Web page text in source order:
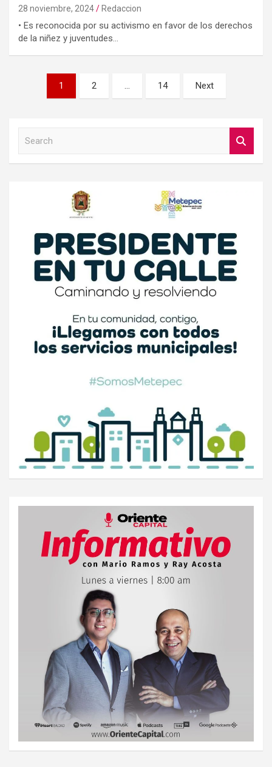
28 noviembre, 2024 Redaccion
• Es reconocida por su activismo en favor de los derechos
de la niñez y juventudes…
Paginación
1 2 … 14 Next